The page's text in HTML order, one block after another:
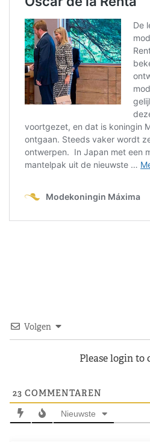
Volgen
Please login to
23 COMMENTAREN
Nieuwste